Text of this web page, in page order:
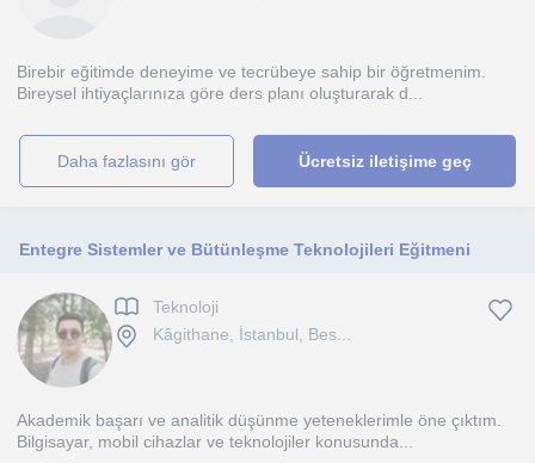
Birebir eğitimde deneyime ve tecrübeye sahip bir öğretmenim.
Bireysel ihtiyaçlarınıza göre ders planı oluşturarak d...
daha fazlasını gör Ücretsiz iletişime geç
Entegre Sistemler ve Bütünleşme Teknolojileri Eğitmeni
Teknoloji
Kâgithane, İstanbul, Bes...
Akademik başarı ve analitik düşünme yeteneklerimle öne çıktım.
Bilgisayar, mobil cihazlar ve teknolojiler konusunda...